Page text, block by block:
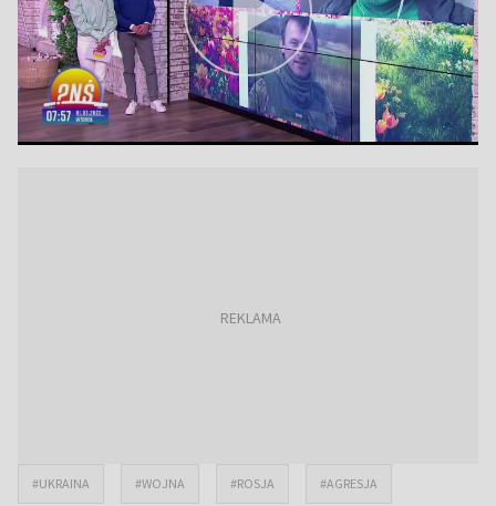
#UKRAINA #WOJNA #ROSJA #AGRESJA